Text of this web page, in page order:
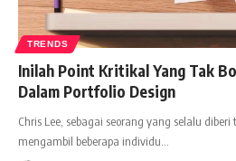
TRENDS
Inilah Point Kritikal Yang Tak
Dalam Portfolio Design
Chris Lee, sebagai seorang yang selalu
mengambil beberapa individu…